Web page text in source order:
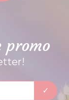
promo